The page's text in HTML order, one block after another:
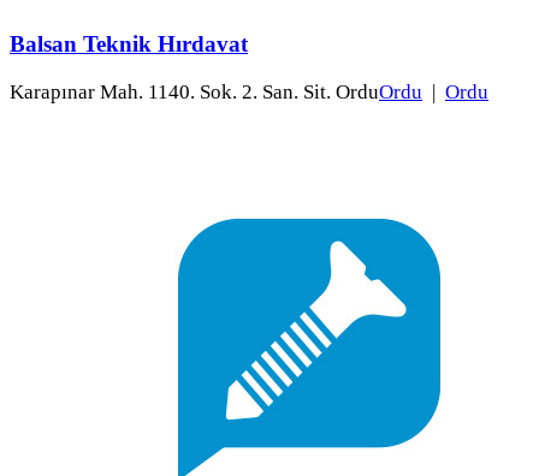
Balsan Teknik Hırdavat
Karapınar Mah. 1140. Sok. 2. San. Sit. OrduOrdu | Ordu